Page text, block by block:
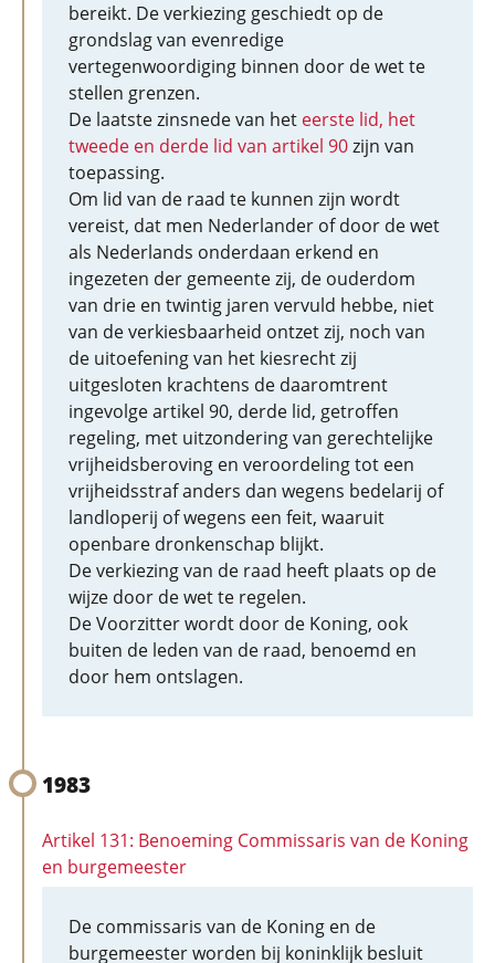
bereikt. De verkiezing geschiedt op de
grondslag van evenredige
vertegenwoordiging binnen door de wet te
stellen grenzen.
De laatste zinsnede van het eerste lid, het
tweede en derde lid van artikel 90zijn van
toepassing.
Om lid van de raad te kunnen zijn wordt
vereist, dat men Nederlander of door de wet
als Nederlands onderdaan erkend en
ingezeten der gemeente zij, de ouderdom
van drie en twintig jaren vervuld hebbe, niet
van de verkiesbaarheid ontzet zij, noch van
de uitoefening van het kiesrecht zij
uitgesloten krachtens de daaromtrent
ingevolge artikel 90, derde lid, getroffen
regeling, met uitzondering van gerechtelijke
vrijheidsberoving en veroordeling tot een
vrijheidsstraf anders dan wegens bedelarij of
landloperij of wegens een feit, waaruit
openbare dronkenschap blijkt.
De verkiezing van de raad heeft plaats op de
wijze door de wet te regelen.
De Voorzitter wordt door de Koning, ook
buiten de leden van de raad, benoemd en
door hem ontslagen.
1983
Artikel 131: Benoeming Commissaris van de Koning
en burgemeester
De commissaris van de Koning en de
burgemeester worden bij koninklijk besluit